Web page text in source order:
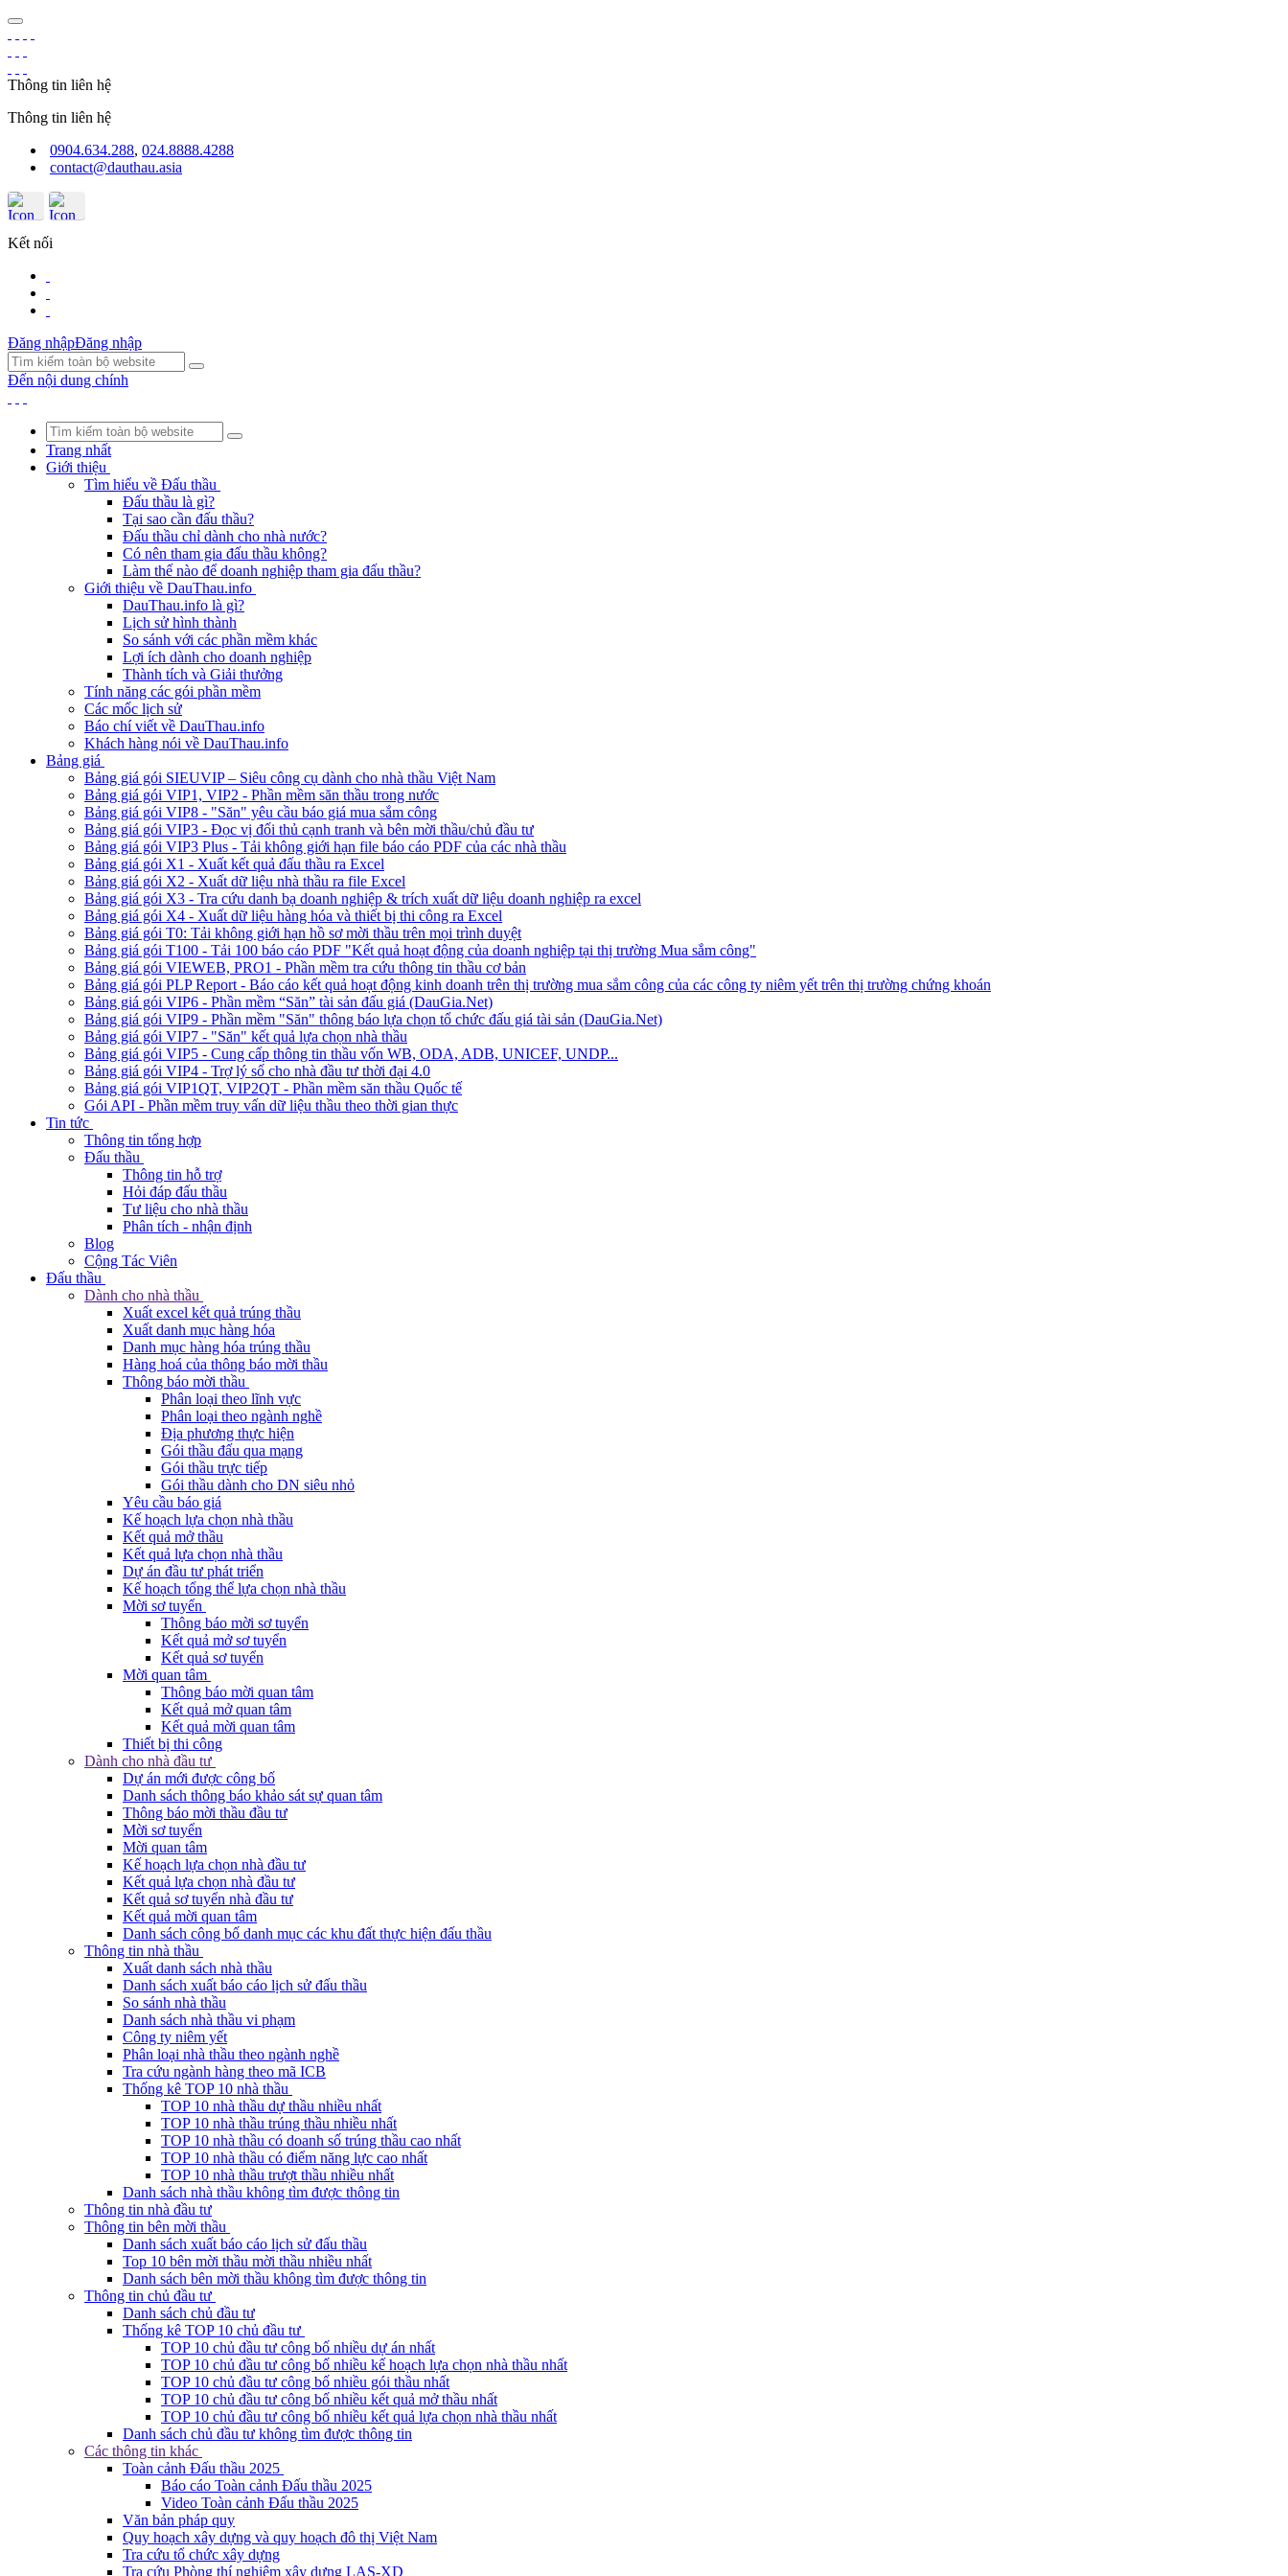
Thông tin liên hệ
Thông tin liên hệ
0904.634.288, 024.8888.4288
contact@dauthau.asia
Kết nối
Đăng nhậpĐăng nhập
Đến nội dung chính
Trang nhất
Giới thiệu
Tìm hiểu về Đấu thầu
Đấu thầu là gì?
Tại sao cần đấu thầu?
Đấu thầu chỉ dành cho nhà nước?
Có nên tham gia đấu thầu không?
Làm thế nào để doanh nghiệp tham gia đấu thầu?
Giới thiệu về DauThau.info
DauThau.info là gì?
Lịch sử hình thành
So sánh với các phần mềm khác
Lợi ích dành cho doanh nghiệp
Thành tích và Giải thưởng
Tính năng các gói phần mềm
Các mốc lịch sử
Báo chí viết về DauThau.info
Khách hàng nói về DauThau.info
Bảng giá
Bảng giá gói SIEUVIP – Siêu công cụ dành cho nhà thầu Việt Nam
Bảng giá gói VIP1, VIP2 - Phần mềm săn thầu trong nước
Bảng giá gói VIP8 - "Săn" yêu cầu báo giá mua sắm công
Bảng giá gói VIP3 - Đọc vị đối thủ cạnh tranh và bên mời thầu/chủ đầu tư
Bảng giá gói VIP3 Plus - Tải không giới hạn file báo cáo PDF của các nhà thầu
Bảng giá gói X1 - Xuất kết quả đấu thầu ra Excel
Bảng giá gói X2 - Xuất dữ liệu nhà thầu ra file Excel
Bảng giá gói X3 - Tra cứu danh bạ doanh nghiệp & trích xuất dữ liệu doanh nghiệp ra excel
Bảng giá gói X4 - Xuất dữ liệu hàng hóa và thiết bị thi công ra Excel
Bảng giá gói T0: Tải không giới hạn hồ sơ mời thầu trên mọi trình duyệt
Bảng giá gói T100 - Tải 100 báo cáo PDF "Kết quả hoạt động của doanh nghiệp tại thị trường Mua sắm công"
Bảng giá gói VIEWEB, PRO1 - Phần mềm tra cứu thông tin thầu cơ bản
Bảng giá gói PLP Report - Báo cáo kết quả hoạt động kinh doanh trên thị trường mua sắm công của các công ty niêm yết trên thị trường chứng khoán
Bảng giá gói VIP6 - Phần mềm “Săn” tài sản đấu giá (DauGia.Net)
Bảng giá gói VIP9 - Phần mềm "Săn" thông báo lựa chọn tổ chức đấu giá tài sản (DauGia.Net)
Bảng giá gói VIP7 - "Săn" kết quả lựa chọn nhà thầu
Bảng giá gói VIP5 - Cung cấp thông tin thầu vốn WB, ODA, ADB, UNICEF, UNDP...
Bảng giá gói VIP4 - Trợ lý số cho nhà đầu tư thời đại 4.0
Bảng giá gói VIP1QT, VIP2QT - Phần mềm săn thầu Quốc tế
Gói API - Phần mềm truy vấn dữ liệu thầu theo thời gian thực
Tin tức
Thông tin tổng hợp
Đấu thầu
Thông tin hỗ trợ
Hỏi đáp đấu thầu
Tư liệu cho nhà thầu
Phân tích - nhận định
Blog
Cộng Tác Viên
Đấu thầu
Dành cho nhà thầu
Xuất excel kết quả trúng thầu
Xuất danh mục hàng hóa
Danh mục hàng hóa trúng thầu
Hàng hoá của thông báo mời thầu
Thông báo mời thầu
Phân loại theo lĩnh vực
Phân loại theo ngành nghề
Địa phương thực hiện
Gói thầu đấu qua mạng
Gói thầu trực tiếp
Gói thầu dành cho DN siêu nhỏ
Yêu cầu báo giá
Kế hoạch lựa chọn nhà thầu
Kết quả mở thầu
Kết quả lựa chọn nhà thầu
Dự án đầu tư phát triển
Kế hoạch tổng thể lựa chọn nhà thầu
Mời sơ tuyển
Thông báo mời sơ tuyển
Kết quả mở sơ tuyển
Kết quả sơ tuyển
Mời quan tâm
Thông báo mời quan tâm
Kết quả mở quan tâm
Kết quả mời quan tâm
Thiết bị thi công
Dành cho nhà đầu tư
Dự án mới được công bố
Danh sách thông báo khảo sát sự quan tâm
Thông báo mời thầu đầu tư
Mời sơ tuyển
Mời quan tâm
Kế hoạch lựa chọn nhà đầu tư
Kết quả lựa chọn nhà đầu tư
Kết quả sơ tuyển nhà đầu tư
Kết quả mời quan tâm
Danh sách công bố danh mục các khu đất thực hiện đấu thầu
Thông tin nhà thầu
Xuất danh sách nhà thầu
Danh sách xuất báo cáo lịch sử đấu thầu
So sánh nhà thầu
Danh sách nhà thầu vi phạm
Công ty niêm yết
Phân loại nhà thầu theo ngành nghề
Tra cứu ngành hàng theo mã ICB
Thống kê TOP 10 nhà thầu
TOP 10 nhà thầu dự thầu nhiều nhất
TOP 10 nhà thầu trúng thầu nhiều nhất
TOP 10 nhà thầu có doanh số trúng thầu cao nhất
TOP 10 nhà thầu có điểm năng lực cao nhất
TOP 10 nhà thầu trượt thầu nhiều nhất
Danh sách nhà thầu không tìm được thông tin
Thông tin nhà đầu tư
Thông tin bên mời thầu
Danh sách xuất báo cáo lịch sử đấu thầu
Top 10 bên mời thầu mời thầu nhiều nhất
Danh sách bên mời thầu không tìm được thông tin
Thông tin chủ đầu tư
Danh sách chủ đầu tư
Thống kê TOP 10 chủ đầu tư
TOP 10 chủ đầu tư công bố nhiều dự án nhất
TOP 10 chủ đầu tư công bố nhiều kế hoạch lựa chọn nhà thầu nhất
TOP 10 chủ đầu tư công bố nhiều gói thầu nhất
TOP 10 chủ đầu tư công bố nhiều kết quả mở thầu nhất
TOP 10 chủ đầu tư công bố nhiều kết quả lựa chọn nhà thầu nhất
Danh sách chủ đầu tư không tìm được thông tin
Các thông tin khác
Toàn cảnh Đấu thầu 2025
Báo cáo Toàn cảnh Đấu thầu 2025
Video Toàn cảnh Đấu thầu 2025
Văn bản pháp quy
Quy hoạch xây dựng và quy hoạch đô thị Việt Nam
Tra cứu tổ chức xây dựng
Tra cứu Phòng thí nghiệm xây dựng LAS-XD